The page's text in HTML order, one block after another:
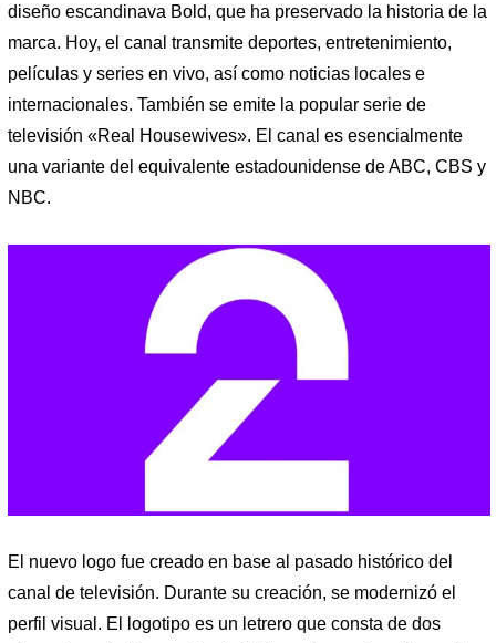
diseño escandinava Bold, que ha preservado la historia de la
marca. Hoy, el canal transmite deportes, entretenimiento,
películas y series en vivo, así como noticias locales e
internacionales. También se emite la popular serie de
televisión «Real Housewives». El canal es esencialmente
una variante del equivalente estadounidense de ABC, CBS y
NBC.
El nuevo logo fue creado en base al pasado histórico del
canal de televisión. Durante su creación, se modernizó el
perfil visual. El logotipo es un letrero que consta de dos